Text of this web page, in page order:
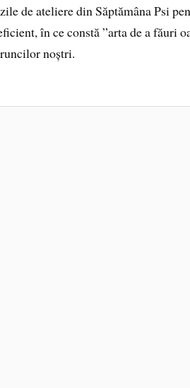
de ateliere din Săptămâna Psi
în ce constă ”arta de a făuri
noștri.